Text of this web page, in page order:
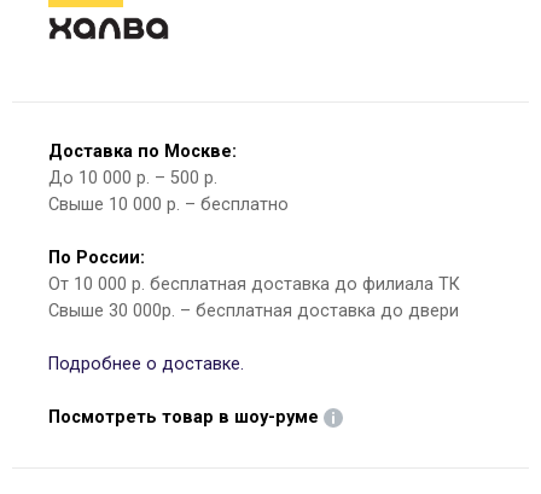
Доставка по Москве:
До 10 000 р. – 500 р.
Свыше 10 000 р. – бесплатно
По России:
От 10 000 р. бесплатная доставка до филиала ТК
Свыше 30 000р. – бесплатная доставка до двери
Подробнее о доставке.
Посмотреть товар в шоу-руме